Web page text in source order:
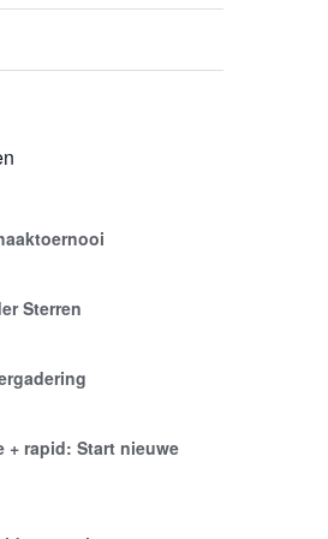
Sterren
+ rapid: Start nieuwe